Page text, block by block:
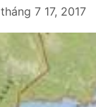
tháng 7 17, 2017